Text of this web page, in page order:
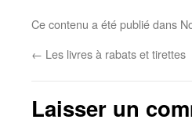
Ce contenu a été publié dans
← Les livres à rabats et tirettes
Laisser un